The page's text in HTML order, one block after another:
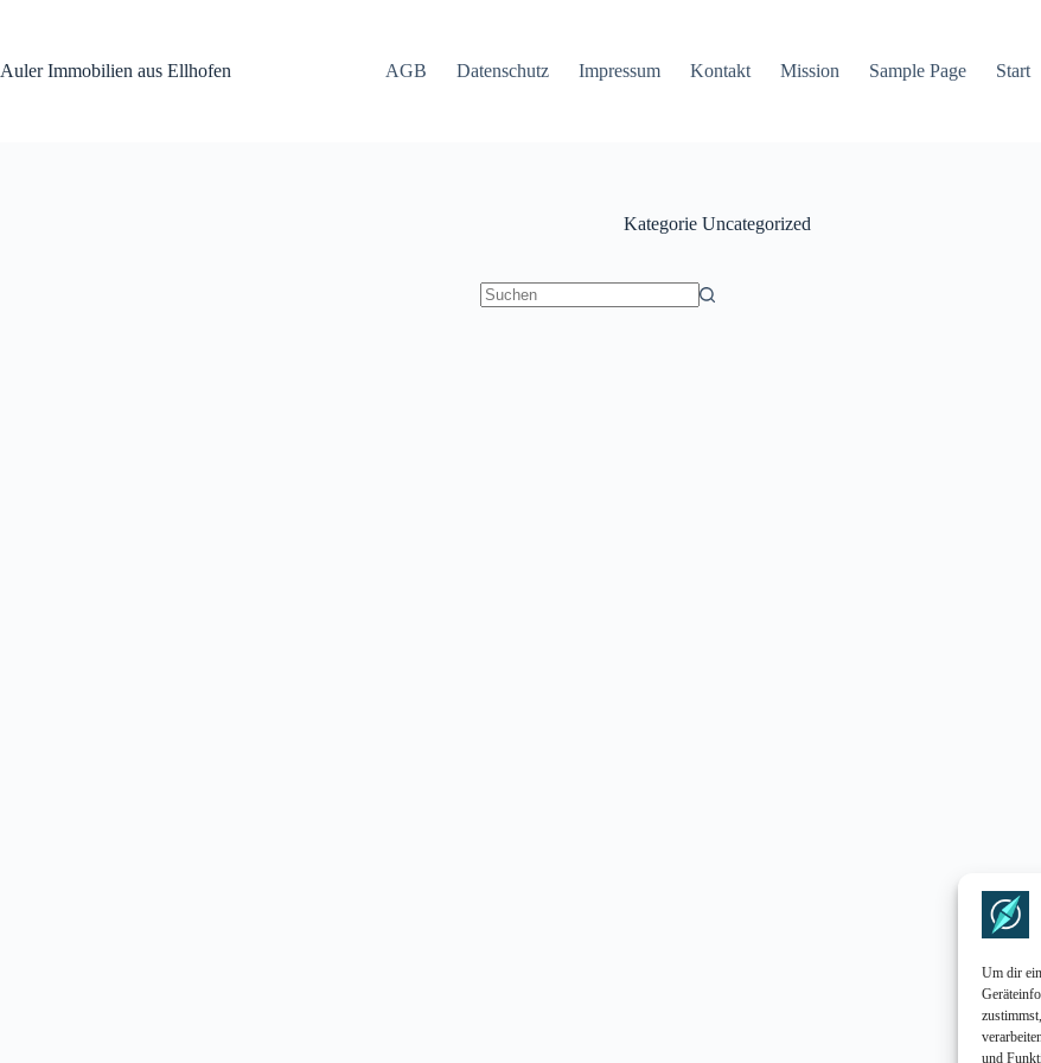
Um dir
und
Auler Immobilien aus Ellhofen
AGB Datenschutz Impressum Kontakt Mission Sample Page Start
KategorieUncategorized